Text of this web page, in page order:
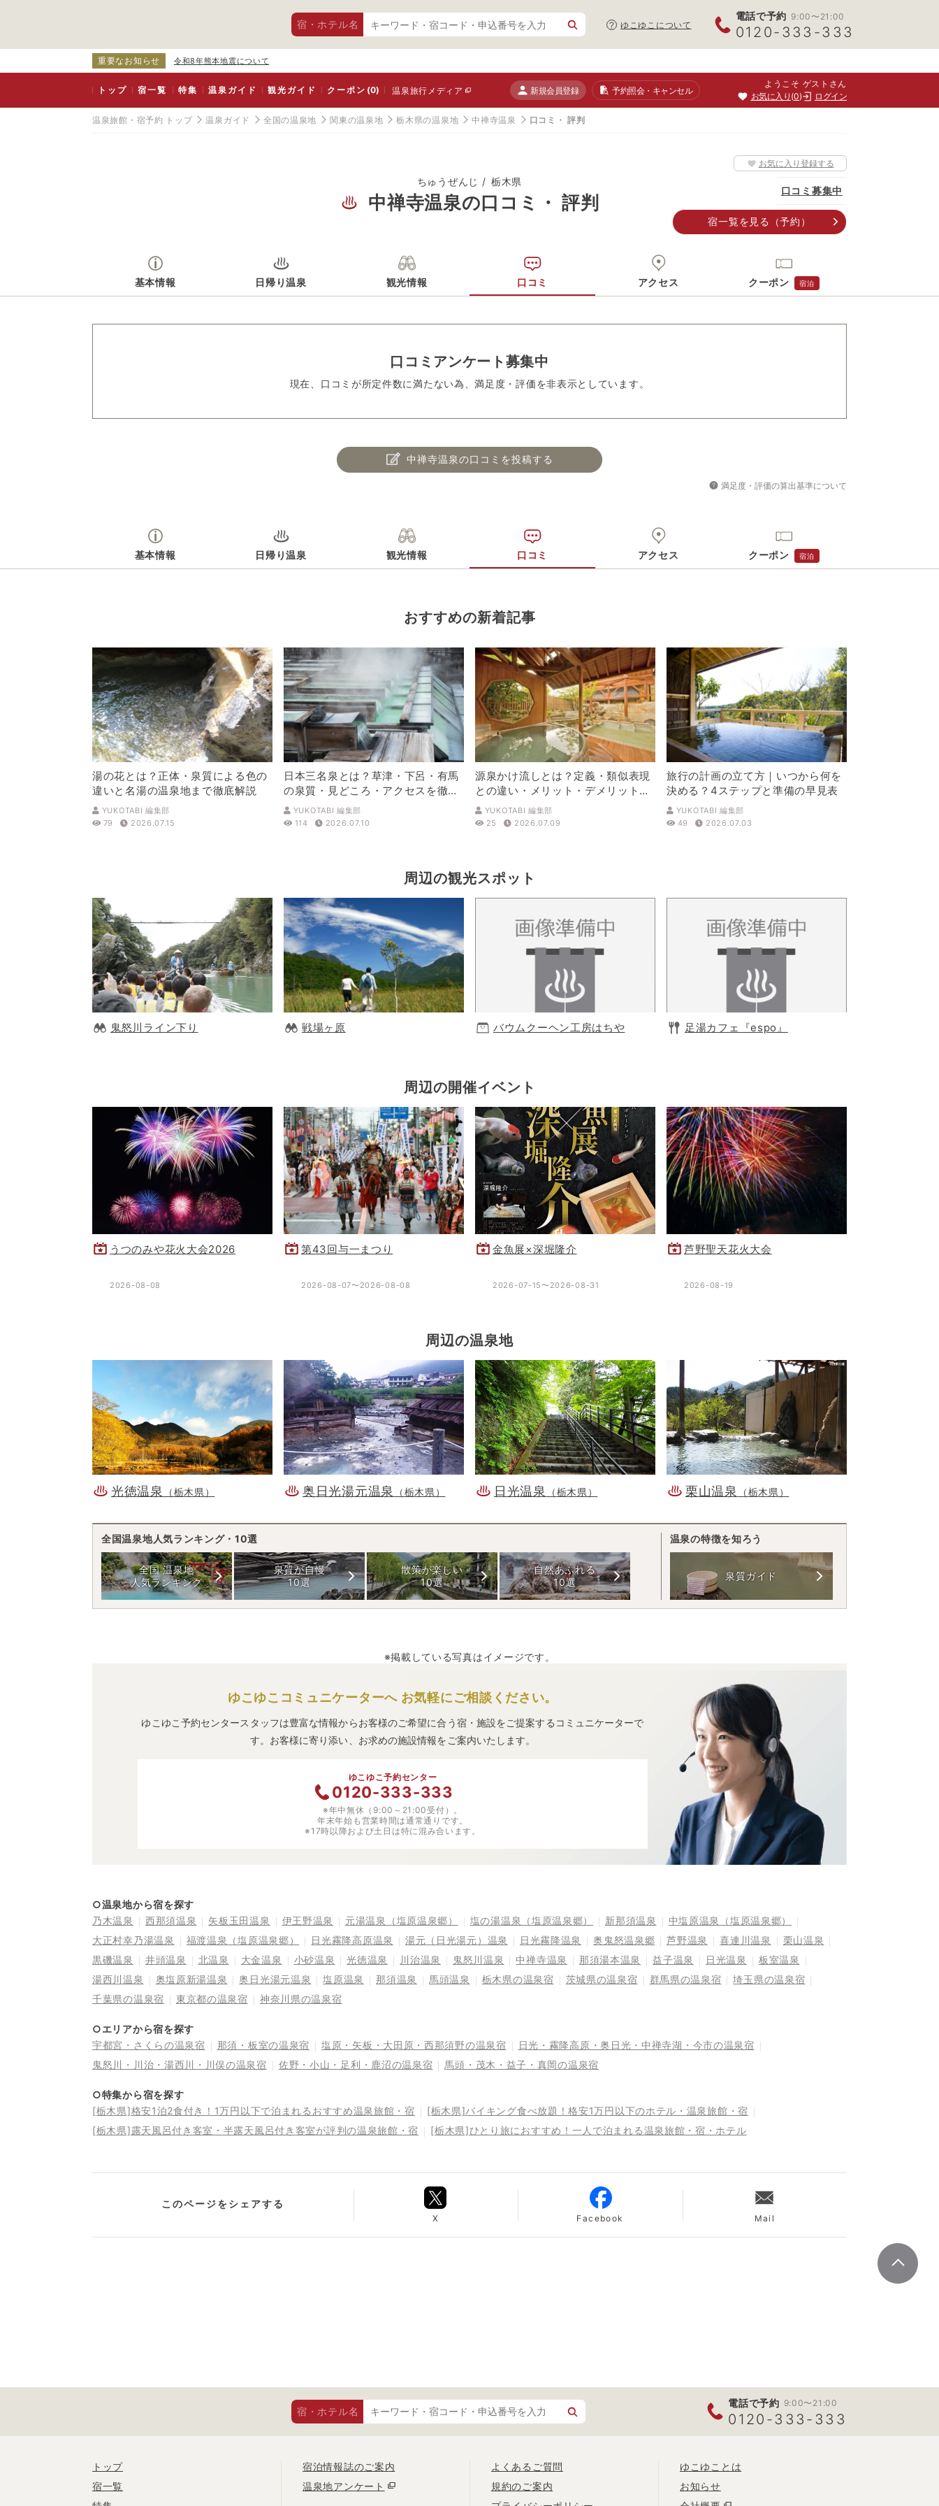
宿・ホテル名 ゆこゆこについて
電話で予約 9:00〜21:00
0120-333-333
重要なお知らせ 令和8年熊本地震について
トップ 宿一覧 特集 温泉ガイド 観光ガイド クーポン(0) 温泉旅行メディア 新規会員登録 予約照会・キャンセル
ようこそ ゲストさん
お気に入り 0 ログイン
温泉旅館・宿予約 トップ 温泉ガイド 全国の温泉地 関東の温泉地 栃木県の温泉地 中禅寺温泉 口コミ・ 評判
ちゅうぜんじ 栃木県
中禅寺温泉の口コミ・ 評判
お気に入り登録する
口コミ募集中
宿一覧を見る （予約）
基本情報 日帰り温泉 観光情報 口コミ アクセス クーポン 宿泊
口コミアンケート募集中
現在、口コミが所定件数に満たない為、満足度・評価を非表示としています。
中禅寺温泉の口コミを投稿する
満足度・評価の算出基準について
基本情報 日帰り温泉 観光情報 口コミ アクセス クーポン 宿泊
おすすめの新着記事
湯の花とは？正体・泉質による色の
違いと名湯の温泉地まで徹底解説
YUKOTABI 編集部
79
2026.07.15
日本三名泉とは？草津・下呂・有馬
の泉質・見どころ・アクセスを徹底
解説
YUKOTABI 編集部
114
2026.07.10
源泉かけ流しとは？定義・類似表現
との違い・メリット・デメリットを
解説
YUKOTABI 編集部
25
2026.07.09
旅行の計画の立て方｜いつから何を
決める？4ステップと準備の早見表
YUKOTABI 編集部
49
2026.07.03
周辺の観光スポット
鬼怒川ライン下り 戦場ヶ原 バウムクーヘン工房はちや 足湯カフェ『espo』
周辺の開催イベント
うつのみや花火大会2026
2026-08-08
第43回与一まつり
2026-08-07〜2026-08-08
金魚展×深堀隆介
2026-07-15〜2026-08-31
芦野聖天花火大会
2026-08-19
周辺の温泉地
光徳温泉 （栃木県） 奥日光湯元温泉 （栃木県） 日光温泉 （栃木県） 栗山温泉 （栃木県）
全国温泉地人気ランキング・10選
全国 温泉地
人気ランキング
泉質が自慢
10選
散策が楽しい
10選
自然あふれる
10選
温泉の特徴を知ろう
泉質ガイド
※掲載している写真はイメージです。
ゆこゆこコミュニケーターへ お気軽にご相談ください。
ゆこゆこ予約センタースタッフは豊富な情報からお客様のご希望に合う宿・施設をご提案するコミュニケーターで
す。お客様に寄り添い、お求めの施設情報をご案内いたします。
ゆこゆこ予約センター
0120-333-333
※年中無休（9:00～21:00受付）。
年末年始も営業時間は通常通りです。
※17時以降および土日は特に混み合います。
○温泉地から宿を探す
乃木温泉
西那須温泉 矢板玉田温泉 伊王野温泉 元湯温泉（塩原温泉郷） 塩の湯温泉（塩原温泉郷） 新那須温泉
中塩原温泉（塩原温泉郷）
大正村幸乃湯温泉
福渡温泉（塩原温泉郷） 日光霧降高原温泉 湯元（日光湯元）温泉 日光霧降温泉 奥鬼怒温泉郷 芦野温泉 喜連川温泉
栗山温泉
黒磯温泉
井頭温泉 北温泉 大金温泉 小砂温泉 光徳温泉 川治温泉 鬼怒川温泉 中禅寺温泉 那須湯本温泉 益子温泉 日光温泉
板室温泉
湯西川温泉
奥塩原新湯温泉 奥日光湯元温泉 塩原温泉 那須温泉 馬頭温泉 栃木県の温泉宿 茨城県の温泉宿 群馬県の温泉宿
埼玉県の温泉宿
千葉県の温泉宿
東京都の温泉宿 神奈川県の温泉宿
○エリアから宿を探す
宇都宮・さくらの温泉宿
那須・板室の温泉宿 塩原・矢板・大田原・西那須野の温泉宿
日光・霧降高原・奥日光・中禅寺湖・今市の温泉宿
鬼怒川・川治・湯西川・川俣の温泉宿
佐野・小山・足利・鹿沼の温泉宿 馬頭・茂木・益子・真岡の温泉宿
○特集から宿を探す
[栃木県]格安1泊2食付き！1万円以下で泊まれるおすすめ温泉旅館・宿
[栃木県]バイキング食べ放題！格安1万円以下のホテル・温泉旅館・宿
[栃木県]露天風呂付き客室・半露天風呂付き客室が評判の温泉旅館・宿
[栃木県]ひとり旅におすすめ！一人で泊まれる温泉旅館・宿・ホテル
このページをシェアする
X Facebook Mail
宿・ホテル名
電話で予約 9:00〜21:00
0120-333-333
トップ
宿一覧
宿泊情報誌のご案内
温泉地アンケート
よくあるご質問
規約のご案内
ゆこゆことは
お知らせ